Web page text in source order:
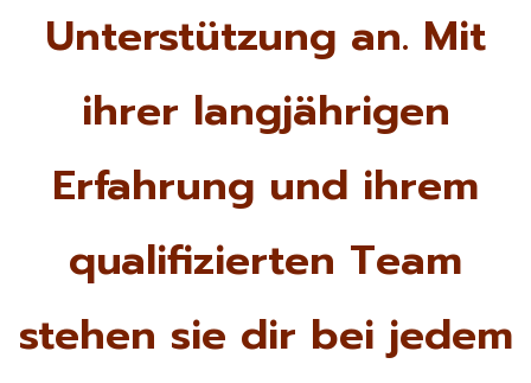
Unterstützung an. Mit
ihrer langjährigen
Erfahrung und ihrem
qualifizierten Team
stehen sie dir bei jedem